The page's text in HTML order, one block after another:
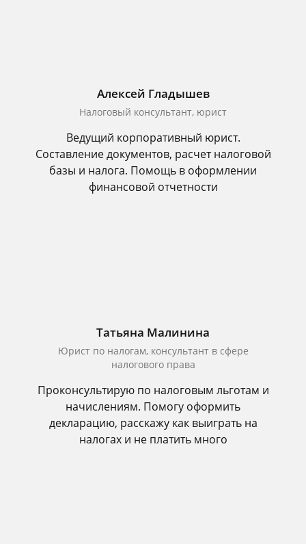
Алексей Гладышев
Налоговый консультант, юрист
Ведущий корпоративный юрист.
Составление документов, расчет налоговой
базы и налога. Помощь в оформлении
финансовой отчетности
Татьяна Малинина
Юрист по налогам, консультант в сфере
налогового права
Проконсультирую по налоговым льготам и
начислениям. Помогу оформить
декларацию, расскажу как выиграть на
налогах и не платить много